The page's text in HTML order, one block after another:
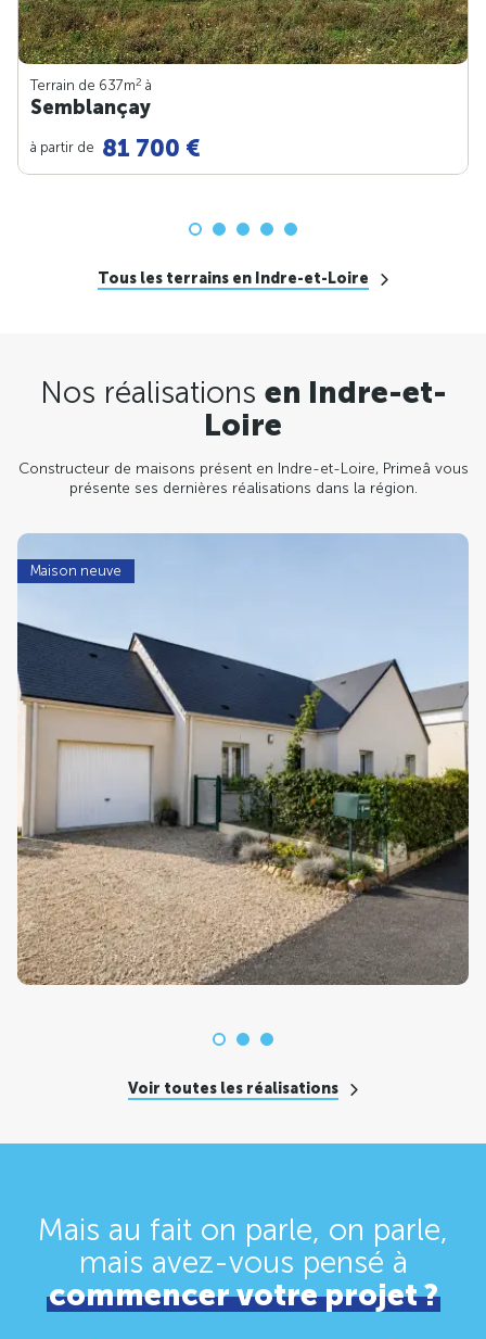
Terrain de 637m2 à
Semblançay
à partir de 81 700 €
Tous les terrains en Indre-et-Loire
Nos réalisations en Indre-et-
Loire
Constructeur de maisons présent en Indre-et-Loire, Primeâ vous
présente ses dernières réalisations dans la région.
Maison neuve
Voir toutes les réalisations
Mais au fait on parle, on parle,
mais avez-vous pensé à
commencer votre projet ?